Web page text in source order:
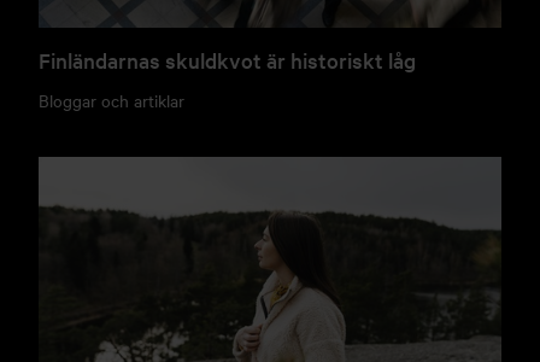
Finländarnas skuldkvot är historiskt låg
Bloggar och artiklar